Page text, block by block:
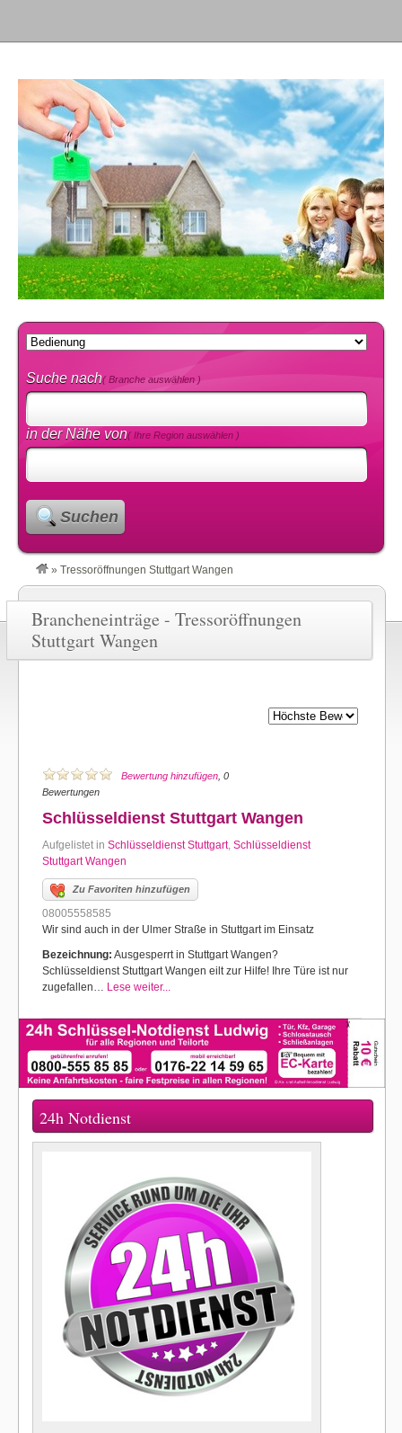
Suche nach( Branche auswählen )
in der Nähe von( Ihre Region auswählen )
Suchen
» Tressoröffnungen Stuttgart Wangen
Brancheneinträge - Tressoröffnungen
Stuttgart Wangen
Bewertung hinzufügen , 0
Bewertungen
Schlüsseldienst Stuttgart Wangen
Aufgelistet in Schlüsseldienst Stuttgart, Schlüsseldienst
Stuttgart Wangen
Zu Favoriten hinzufügen
08005558585
Wir sind auch in der Ulmer Straße in Stuttgart im Einsatz
Bezeichnung: Ausgesperrt in Stuttgart Wangen?
Schlüsseldienst Stuttgart Wangen eilt zur Hilfe! Ihre Türe ist nur
zugefallen… Lese weiter...
24h Notdienst